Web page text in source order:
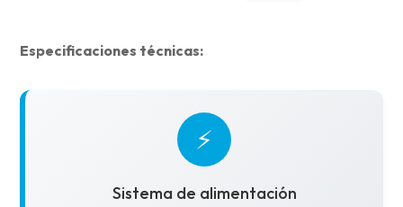
Especificaciones técnicas:
⚡
Sistema de alimentación